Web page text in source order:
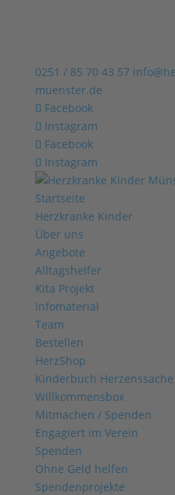
0251 / 85 70 43 57
muenster.de
Facebook
Instagram
Facebook
Instagram
Startseite
Herzkranke Kinder
Über uns
Angebote
Alltagshelfer
Kita Projekt
Infomaterial
Team
Bestellen
HerzShop
Kinderbuch Herzenssache
Willkommensbox
Mitmachen / Spenden
Engagiert im Verein
Spenden
Ohne Geld helfen
Spendenprojekte